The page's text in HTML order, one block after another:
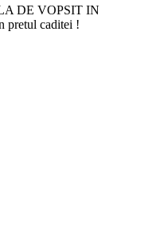
DE VOPSIT IN
pretul caditei !